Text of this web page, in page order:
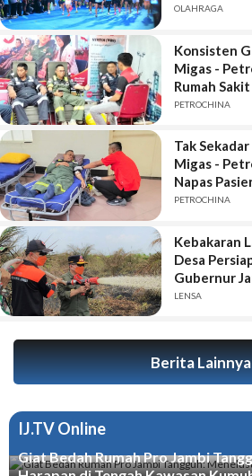
OLAHRAGA
Konsisten
Migas -
Rumah
PETROCHINA
Tak
Migas -
Napas
PETROCHINA
Kebakaran
Desa
Gubernur
LENSA
Berita Lainnya
IJ.TV Online
Giat Bedah Rumah Pro Jambi